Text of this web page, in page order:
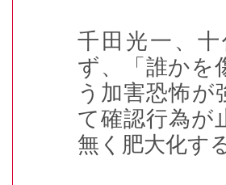
千田光一、
ず、「誰かを
う加害恐怖が
て確認行為が
無く肥大化す